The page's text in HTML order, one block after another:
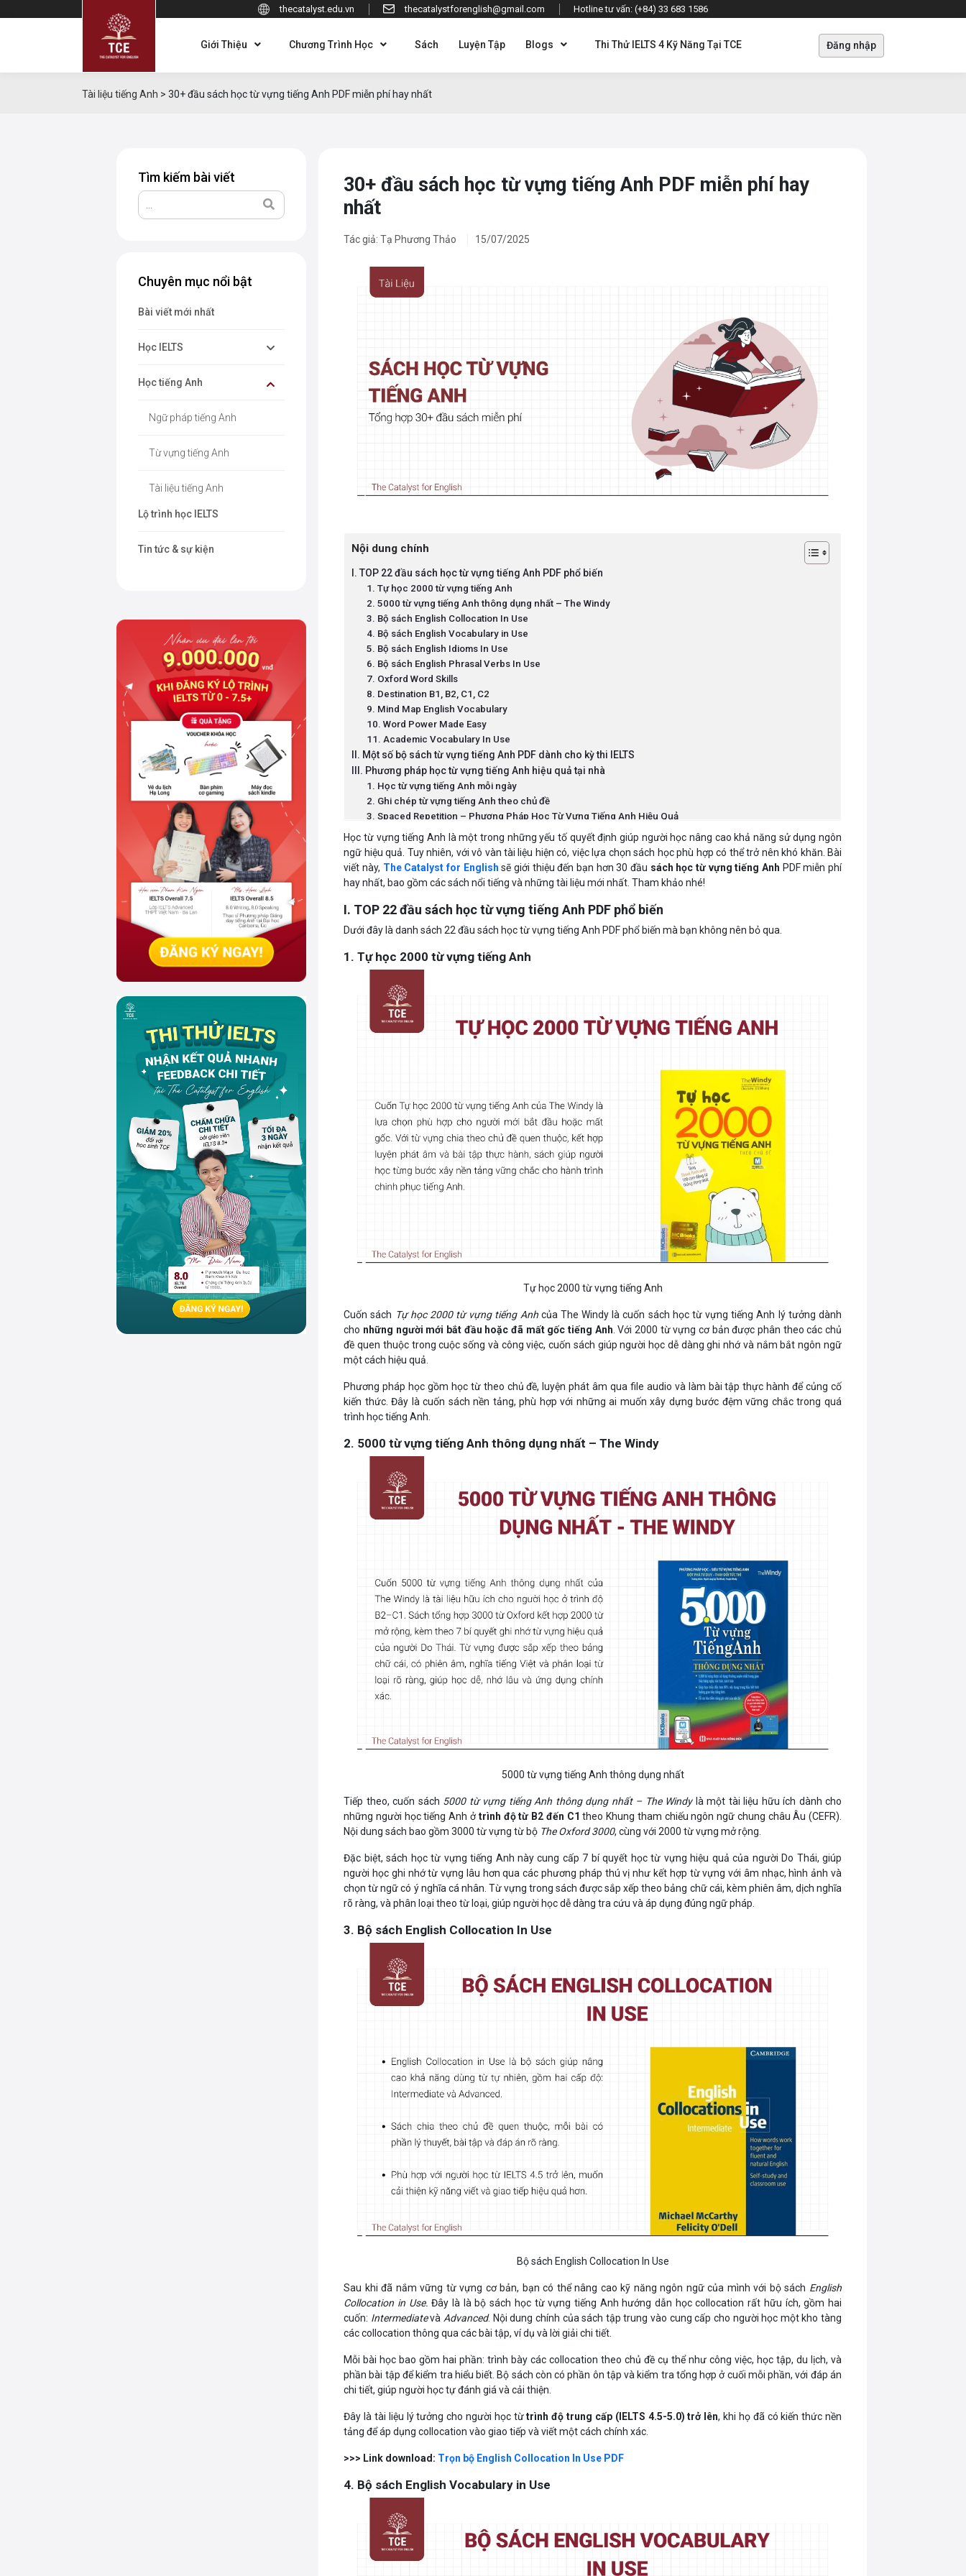
thecatalyst.edu.vn thecatalystforenglish@gmail.com Hotline tư vấn: (+84) 33 683 1586
Giới Thiệu Chương Trình Học Sách Luyện Tập Blogs Thi Thử IELTS 4 Kỹ Năng Tại TCE Đăng nhập
Tài liệu tiếng Anh > 30+ đầu sách học từ vựng tiếng Anh PDF miễn phí hay nhất
Tìm kiếm bài viết
Chuyên mục nổi bật
Bài viết mới nhất
Học IELTS
Học tiếng Anh
Ngữ pháp tiếng Anh
Từ vựng tiếng Anh
Tài liệu tiếng Anh
Lộ trình học IELTS
Tin tức & sự kiện
30+ đầu sách học từ vựng tiếng Anh PDF miễn phí hay
nhất
Tác giả: Tạ Phương Thảo 15/07/2025
Nội dung chính
I. TOP 22 đầu sách học từ vựng tiếng Anh PDF phổ biến
1. Tự học 2000 từ vựng tiếng Anh
2. 5000 từ vựng tiếng Anh thông dụng nhất – The Windy
3. Bộ sách English Collocation In Use
4. Bộ sách English Vocabulary in Use
5. Bộ sách English Idioms In Use
6. Bộ sách English Phrasal Verbs In Use
7. Oxford Word Skills
8. Destination B1, B2, C1, C2
9. Mind Map English Vocabulary
10. Word Power Made Easy
11. Academic Vocabulary In Use
II. Một số bộ sách từ vựng tiếng Anh PDF dành cho kỳ thi IELTS
III. Phương pháp học từ vựng tiếng Anh hiệu quả tại nhà
1. Học từ vựng tiếng Anh mỗi ngày
2. Ghi chép từ vựng tiếng Anh theo chủ đề
3. Spaced Repetition – Phương Pháp Học Từ Vựng Tiếng Anh Hiệu Quả
Học từ vựng tiếng Anh là một trong những yếu tố quyết định giúp người học nâng cao khả năng sử dụng ngôn
ngữ hiệu quả. Tuy nhiên, với vô vàn tài liệu hiện có, việc lựa chọn sách học phù hợp có thể trở nên khó khăn. Bài
viết này, The Catalyst for English sẽ giới thiệu đến bạn hơn 30 đầu sách học từ vựng tiếng Anh PDF miễn phí
hay nhất, bao gồm các sách nổi tiếng và những tài liệu mới nhất. Tham khảo nhé!
I. TOP 22 đầu sách học từ vựng tiếng Anh PDF phổ biến
Dưới đây là danh sách 22 đầu sách học từ vựng tiếng Anh PDF phổ biến mà bạn không nên bỏ qua.
1. Tự học 2000 từ vựng tiếng Anh
Tự học 2000 từ vựng tiếng Anh
Cuốn sách Tự học 2000 từ vựng tiếng Anhcủa The Windy là cuốn sách học từ vựng tiếng Anh lý tưởng dành
cho những người mới bắt đầu hoặc đã mất gốc tiếng Anh. Với 2000 từ vựng cơ bản được phân theo các chủ
đề quen thuộc trong cuộc sống và công việc, cuốn sách giúp người học dễ dàng ghi nhớ và nắm bắt ngôn ngữ
một cách hiệu quả.
Phương pháp học gồm học từ theo chủ đề, luyện phát âm qua file audio và làm bài tập thực hành để củng cố
kiến thức. Đây là cuốn sách nền tảng, phù hợp với những ai muốn xây dựng bước đệm vững chắc trong quá
trình học tiếng Anh.
2. 5000 từ vựng tiếng Anh thông dụng nhất – The Windy
5000 từ vựng tiếng Anh thông dụng nhất
Tiếp theo, cuốn sách 5000 từ vựng tiếng Anh thông dụng nhất – The Windylà một tài liệu hữu ích dành cho
những người học tiếng Anh ởtrình độ từ B2 đến C1 theo Khung tham chiếu ngôn ngữ chung châu Âu (CEFR).
Nội dung sách bao gồm 3000 từ vựng từ bộ The Oxford 3000, cùng với 2000 từ vựng mở rộng.
Đặc biệt, sách học từ vựng tiếng Anh này cung cấp 7 bí quyết học từ vựng hiệu quả của người Do Thái, giúp
người học ghi nhớ từ vựng lâu hơn qua các phương pháp thú vị như kết hợp từ vựng với âm nhạc, hình ảnh và
chọn từ ngữ có ý nghĩa cá nhân. Từ vựng trong sách được sắp xếp theo bảng chữ cái, kèm phiên âm, dịch nghĩa
rõ ràng, và phân loại theo từ loại, giúp người học dễ dàng tra cứu và áp dụng đúng ngữ pháp.
3. Bộ sách English Collocation In Use
Bộ sách English Collocation In Use
Sau khi đã nắm vững từ vựng cơ bản, bạn có thể nâng cao kỹ năng ngôn ngữ của mình với bộ sách English
Collocation in Use.Đây là là bộ sách học từ vựng tiếng Anh hướng dẫn học collocation rất hữu ích, gồm hai
cuốn: IntermediatevàAdvanced. Nội dung chính của sách tập trung vào cung cấp cho người học một kho tàng
các collocation thông qua các bài tập, ví dụ và lời giải chi tiết.
Mỗi bài học bao gồm hai phần: trình bày các collocation theo chủ đề cụ thể như công việc, học tập, du lịch, và
phần bài tập để kiểm tra hiểu biết. Bộ sách còn có phần ôn tập và kiểm tra tổng hợp ở cuối mỗi phần, với đáp án
chi tiết, giúp người học tự đánh giá và cải thiện.
Đây là tài liệu lý tưởng cho người học từtrình độ trung cấp (IELTS 4.5-5.0) trở lên, khi họ đã có kiến thức nền
tảng để áp dụng collocation vào giao tiếp và viết một cách chính xác.
>>> Link download: Trọn bộ English Collocation In Use PDF
4. Bộ sách English Vocabulary in Use